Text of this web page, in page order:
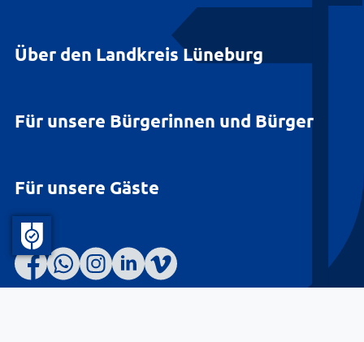
Über den Landkreis Lüneburg
Für unsere Bürgerinnen und Bürger
Für unsere Gäste